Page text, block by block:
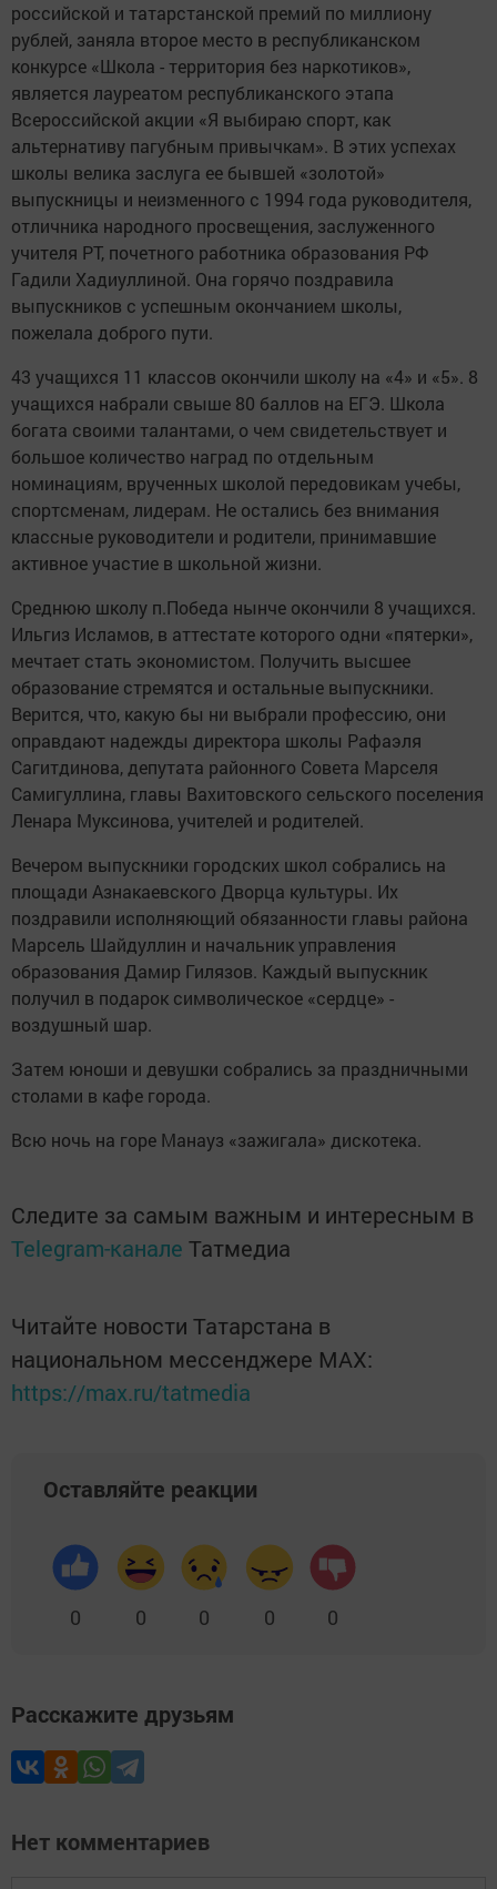
российской и татарстанской премий по миллиону
рублей, заняла второе место в республиканском
конкурсе «Школа - территория без наркотиков»,
является лауреатом республиканского этапа
Всероссийской акции «Я выбираю спорт, как
альтернативу пагубным привычкам». В этих успехах
школы велика заслуга ее бывшей «золотой»
выпускницы и неизменного с 1994 года руководителя,
отличника народного просвещения, заслуженного
учителя РТ, почетного работника образования РФ
Гадили Хадиуллиной. Она горячо поздравила
выпускников с успешным окончанием школы,
пожелала доброго пути.
43 учащихся 11 классов окончили школу на «4» и «5». 8
учащихся набрали свыше 80 баллов на ЕГЭ. Школа
богата своими талантами, о чем свидетельствует и
большое количество наград по отдельным
номинациям, врученных школой передовикам учебы,
спортсменам, лидерам. Не остались без внимания
классные руководители и родители, принимавшие
активное участие в школьной жизни.
Среднюю школу п.Победа нынче окончили 8 учащихся.
Ильгиз Исламов, в аттестате которого одни «пятерки»,
мечтает стать экономистом. Получить высшее
образование стремятся и остальные выпускники.
Верится, что, какую бы ни выбрали профессию, они
оправдают надежды директора школы Рафаэля
Сагитдинова, депутата районного Совета Марселя
Самигуллина, главы Вахитовского сельского поселения
Ленара Муксинова, учителей и родителей.
Вечером выпускники городских школ собрались на
площади Азнакаевского Дворца культуры. Их
поздравили исполняющий обязанности главы района
Марсель Шайдуллин и начальник управления
образования Дамир Гилязов. Каждый выпускник
получил в подарок символическое «сердце» -
воздушный шар.
Затем юноши и девушки собрались за праздничными
столами в кафе города.
Всю ночь на горе Манауз «зажигала» дискотека.
Следите за самым важным и интересным в
Telegram-канале Татмедиа
Читайте новости Татарстана в
национальном мессенджере MАХ:
https://max.ru/tatmedia
Оставляйте реакции
0 0 0 0 0
Расскажите друзьям
Нет комментариев